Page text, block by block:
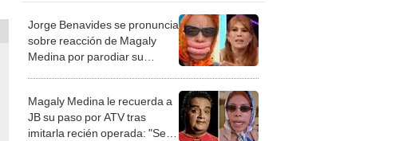
Jorge Benavides se pronuncia
sobre reacción de Magaly
Medina por parodiar su
Magaly Medina le recuerda a
JB su paso por ATV tras
imitarla recién operada: "Se